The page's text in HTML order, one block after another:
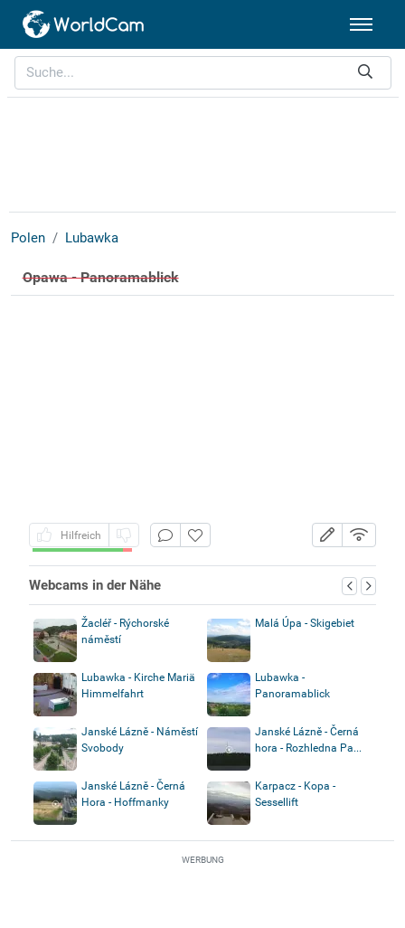
Polen Lubawka
Opawa - Panoramablick
Hilfreich
Webcams in der Nähe
Žacléř - Rýchorské
náměstí
Malá Úpa - Skigebiet
Lubawka - Kirche Mariä
Himmelfahrt
Lubawka -
Panoramablick
Janské Lázně - Náměstí
Svobody
Janské Lázně - Černá
hora - Rozhledna Pa...
Janské Lázně - Černá
Hora - Hoffmanky
Karpacz - Kopa -
Sessellift
WERBUNG